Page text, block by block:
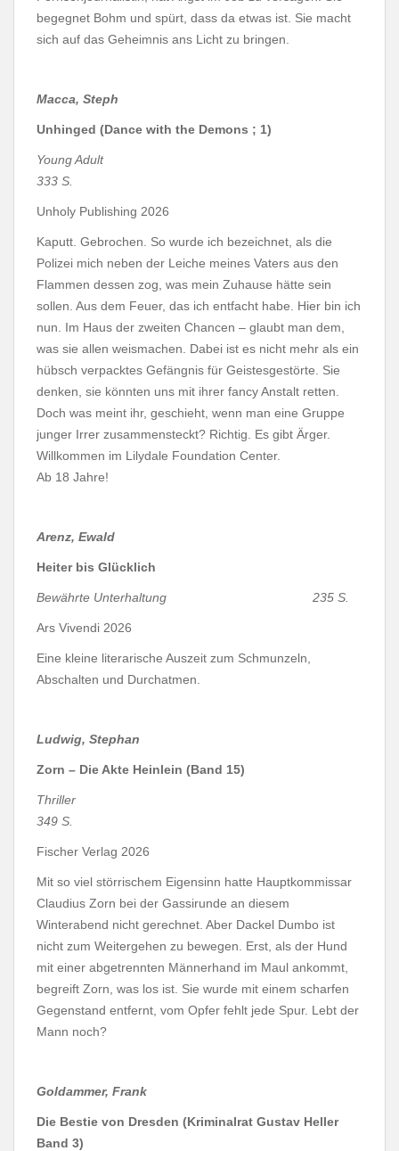
begegnet Bohm und spürt, dass da etwas ist. Sie macht
sich auf das Geheimnis ans Licht zu bringen.
Macca, Steph
Unhinged (Dance with the Demons ; 1)
Young Adult
333 S.
Unholy Publishing 2026
Kaputt. Gebrochen. So wurde ich bezeichnet, als die
Polizei mich neben der Leiche meines Vaters aus den
Flammen dessen zog, was mein Zuhause hätte sein
sollen. Aus dem Feuer, das ich entfacht habe. Hier bin ich
nun. Im Haus der zweiten Chancen – glaubt man dem,
was sie allen weismachen. Dabei ist es nicht mehr als ein
hübsch verpacktes Gefängnis für Geistesgestörte. Sie
denken, sie könnten uns mit ihrer fancy Anstalt retten.
Doch was meint ihr, geschieht, wenn man eine Gruppe
junger Irrer zusammensteckt? Richtig. Es gibt Ärger.
Willkommen im Lilydale Foundation Center.
Ab 18 Jahre!
Arenz, Ewald
Heiter bis Glücklich
Bewährte Unterhaltung 235 S.
Ars Vivendi 2026
Eine kleine literarische Auszeit zum Schmunzeln,
Abschalten und Durchatmen.
Ludwig, Stephan
Zorn – Die Akte Heinlein (Band 15)
Thriller
349 S.
Fischer Verlag 2026
Mit so viel störrischem Eigensinn hatte Hauptkommissar
Claudius Zorn bei der Gassirunde an diesem
Winterabend nicht gerechnet. Aber Dackel Dumbo ist
nicht zum Weitergehen zu bewegen. Erst, als der Hund
mit einer abgetrennten Männerhand im Maul ankommt,
begreift Zorn, was los ist. Sie wurde mit einem scharfen
Gegenstand entfernt, vom Opfer fehlt jede Spur. Lebt der
Mann noch?
Goldammer, Frank
Die Bestie von Dresden (Kriminalrat Gustav Heller
Band 3)